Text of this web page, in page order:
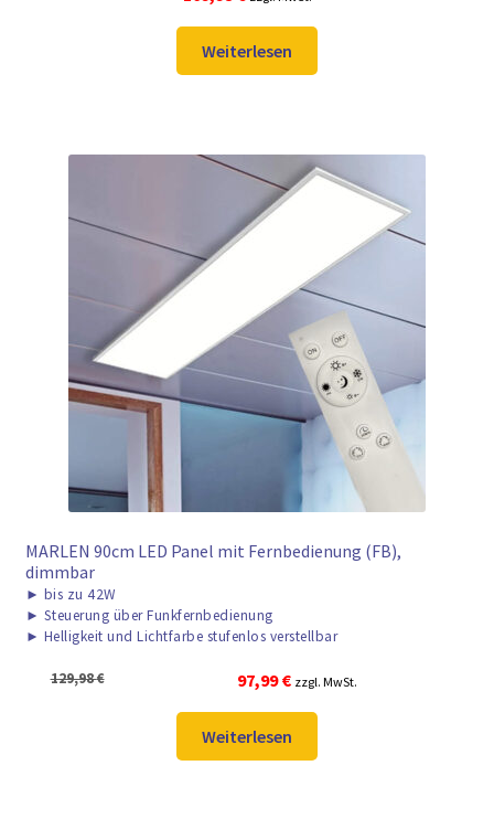
Weiterlesen
MARLEN 90cm LED Panel mit Fernbedienung (FB),
dimmbar
► bis zu 42W
► Steuerung über Funkfernbedienung
► Helligkeit und Lichtfarbe stufenlos verstellbar
129,98€
Ursprünglicher
war:
129,98 €
97,99€Aktueller
ist:
97,99 €.
zzgl. MwSt.
Weiterlesen